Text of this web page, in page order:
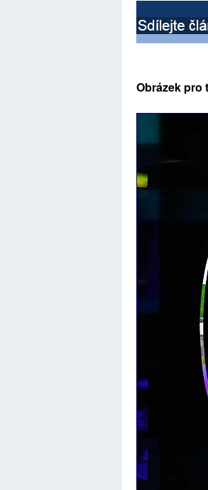
Obrázek pro